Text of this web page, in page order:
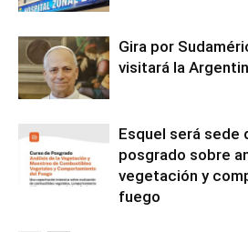
Gira por
visitará la
Esquel será sede
posgrado sobre
vegetación y
fuego